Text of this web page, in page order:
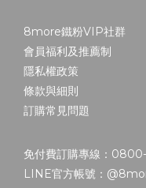
8more鐵粉VIP社群
會員福利及推薦制
隱私權政策
條款與細則
訂購常見問題
免付費訂購專線：
LINE官方帳號：